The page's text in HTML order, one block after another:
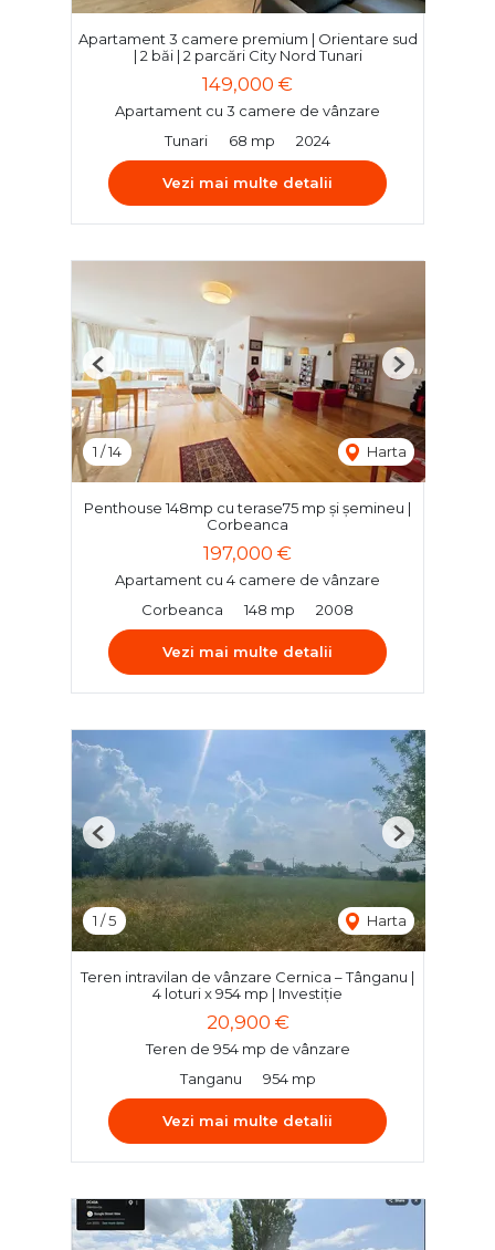
Apartament 3 camere premium | Orientare sud
| 2 băi | 2 parcări City Nord Tunari
149,000 €
Apartament cu 3 camere de vânzare
Tunari
68 mp 2024
Vezi mai multe detalii
1 /14 Harta
Previous Next
Penthouse 148mp cu terase75 mp și șemineu |
Corbeanca
197,000 €
Apartament cu 4 camere de vânzare
Corbeanca
148 mp 2008
Vezi mai multe detalii
1 /5 Harta
Previous Next
Teren intravilan de vânzare Cernica – Tânganu |
4 loturi x 954 mp | Investiție
20,900 €
Teren de 954 mp de vânzare
Tanganu
954 mp
Vezi mai multe detalii